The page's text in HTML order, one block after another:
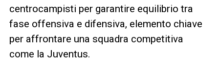
centrocampisti per garantire equilibrio tra
fase offensiva e difensiva, elemento chiave
per affrontare una squadra competitiva
come la Juventus.